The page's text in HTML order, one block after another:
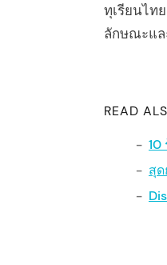
ทุเรียนไท
ลักษณะแล
READ
10
สุ